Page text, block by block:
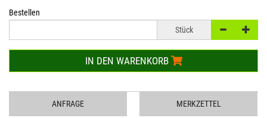
Bestellen
Stück
IN DEN WARENKORB
ANFRAGE MERKZETTEL